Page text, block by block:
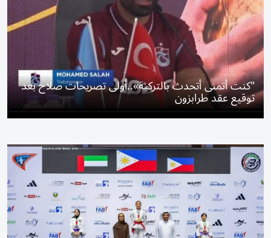
"كنت أتمنى أتحدث بالتركية»..أولى تصريحات صلاح بعد
توقيع عقد طرابزون